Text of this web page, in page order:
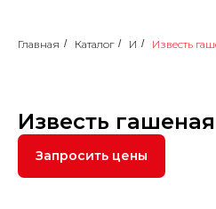
Главная / Каталог / И / Известь
Известь
Запросить цены